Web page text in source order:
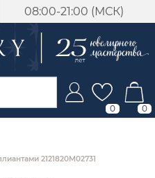
08:00-21:00 (МСК)
0 0
2121820М02731